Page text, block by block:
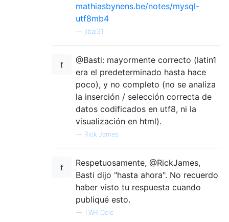
mathiasbynens.be/notes/mysql-
utf8mb4
jibai31
@Basti: mayormente correcto (latin1
era el predeterminado hasta hace
poco), y no completo (no se analiza
la inserción / selección correcta de
datos codificados en utf8, ni la
visualización en html).
— Rick James
Respetuosamente, @RickJames,
Basti dijo "hasta ahora". No recuerdo
haber visto tu respuesta cuando
publiqué esto.
— TWR Cole